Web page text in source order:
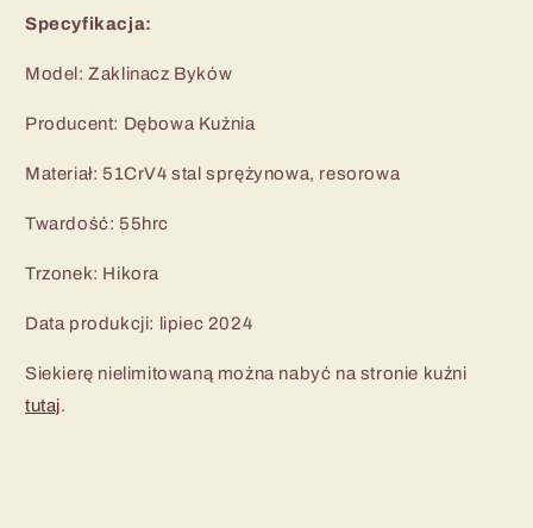
Specyfikacja:
Model: Zaklinacz Byków
Producent: Dębowa Kuźnia
Materiał: 51CrV4 stal sprężynowa, resorowa
Twardość: 55hrc
Trzonek: Hikora
Data produkcji: lipiec 2024
Siekierę nielimitowaną można nabyć na stronie kuźni
tutaj.